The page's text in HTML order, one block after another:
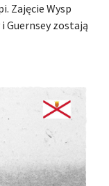
Zajęcie Wysp
Guernsey zostają